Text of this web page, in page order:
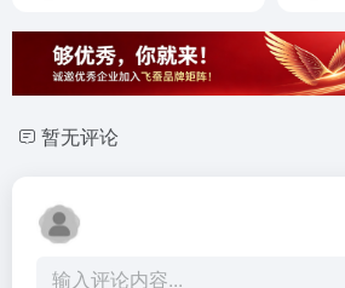
暂无评论